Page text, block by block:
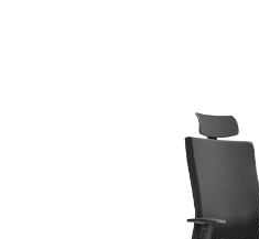
Bildergalerie überspringen